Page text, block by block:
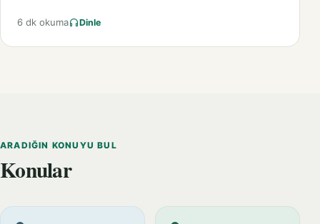
6 dk okuma Dinle
ARADIĞIN KONUYU BUL
Konular